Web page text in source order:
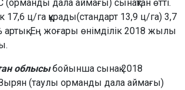
(орманды дала аймағы) сынақтан өтті.
17,6 ц/га құрады(стандарт 13,9 ц/га) 3,7
артық. Ең жоғары өнімділік 2018 жылы
облысыбойынша сынақ 2018
(таулы орманды дала аймағы)